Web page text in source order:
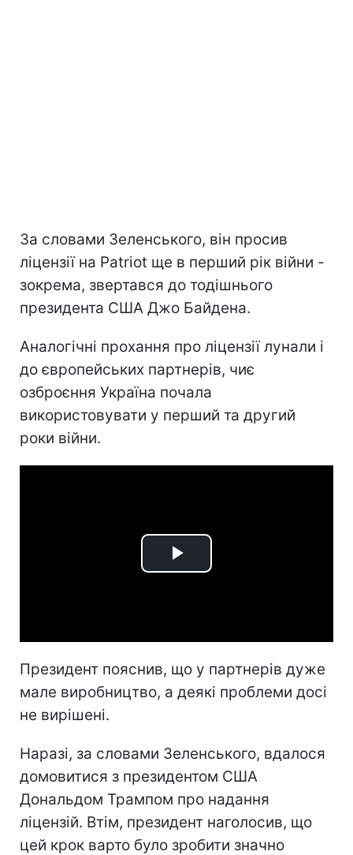
За словами Зеленського, він просив
ліцензії на Patriot ще в перший рік війни -
зокрема, звертався до тодішнього
президента США Джо Байдена.
Аналогічні прохання про ліцензії лунали і
до європейських партнерів, чиє
озброєння Україна почала
використовувати у перший та другий
роки війни.
Play
Президент пояснив, що у партнерів дуже
мале виробництво, а деякі проблеми досі
не вирішені.
Наразі, за словами Зеленського, вдалося
домовитися з президентом США
Дональдом Трампом про надання
ліцензій. Втім, президент наголосив, що
цей крок варто було зробити значно